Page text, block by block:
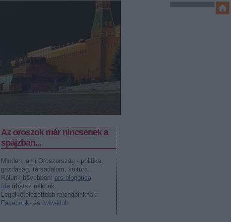
Az oroszok már nincsenek a
spájzban...
Minden, ami Oroszország - politika,
gazdaság, társadalom, kultúra.
Rólunk bővebben: ars blogotica
Ide írhatsz nekünk
Legelkötelezettebb rajongóinknak:
Facebook- és Iwiw-klub